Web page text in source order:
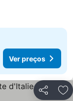
Ver preços
Partilhar